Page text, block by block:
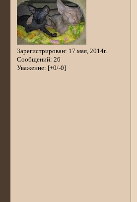
Зарегистрирован: 17 мая, 2014г.
Сообщений: 26
Уважение: [+0/-0]